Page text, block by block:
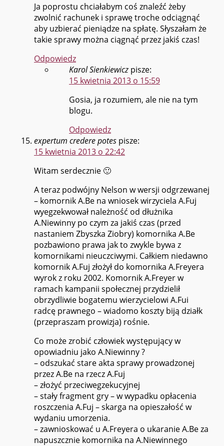
Ja poprostu chciałabym coś znaleźć żeby
zwolnić rachunek i sprawę troche odciągnąć
aby uzbierać pieniądze na spłatę. Słyszałam że
takie sprawy można ciągnąć przez jakiś czas!
Odpowiedz
Karol Sienkiewicz pisze:
15 kwietnia 2013 o 15:59
Gosia, ja rozumiem, ale nie na tym
blogu.
Odpowiedz
expertum credere potes pisze:
15 kwietnia 2013 o 22:42
Witam serdecznie 🙂
A teraz podwójny Nelson w wersji odgrzewanej
– komornik A.Be na wniosek wirzyciela A.Fuj
wyegzekwował należność od dłużnika
A.Niewinny po czym za jakiś czas (przed
nastaniem Zbyszka Ziobry) komornika A.Be
pozbawiono prawa jak to zwykle bywa z
komornikami nieuczciwymi. Całkiem niedawno
komornik A.Fuj złożył do komornika A.Freyera
wyrok z roku 2002. Komornik A.Freyer w
ramach kampanii społecznej przydzielił
obrzydliwie bogatemu wierzycielowi A.Fui
radcę prawnego – wiadomo koszty biją działk
(przepraszam prowizja) rośnie.
Co może zrobić człowiek występujący w
opowiadniu jako A.Niewinny ?
– odszukać stare akta sprawy prowadzonej
przez A.Be na rzecz A.Fuj
– złożyć przeciwegzekucyjnej
– stały fragment gry – w wypadku opłacenia
roszczenia A.Fuj – skarga na opieszałość w
wydaniu umorzenia.
– zawnioskować u A.Freyera o ukaranie A.Be za
napuszcznie komornika na A.Niewinnego